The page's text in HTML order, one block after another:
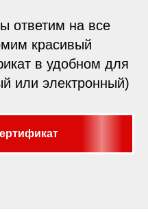
ответим на все
красивый
в удобном для
или электронный)